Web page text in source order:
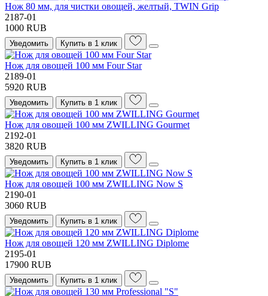
Нож 80 мм, для чистки овощей, желтый, TWIN Grip
2187-01
1000 RUB
Уведомить Купить в 1 клик
Нож для овощей 100 мм Four Star
2189-01
5920 RUB
Уведомить Купить в 1 клик
Нож для овощей 100 мм ZWILLING Gourmet
2192-01
3820 RUB
Уведомить Купить в 1 клик
Нож для овощей 100 мм ZWILLING Now S
2190-01
3060 RUB
Уведомить Купить в 1 клик
Нож для овощей 120 мм ZWILLING Diplome
2195-01
17900 RUB
Уведомить Купить в 1 клик